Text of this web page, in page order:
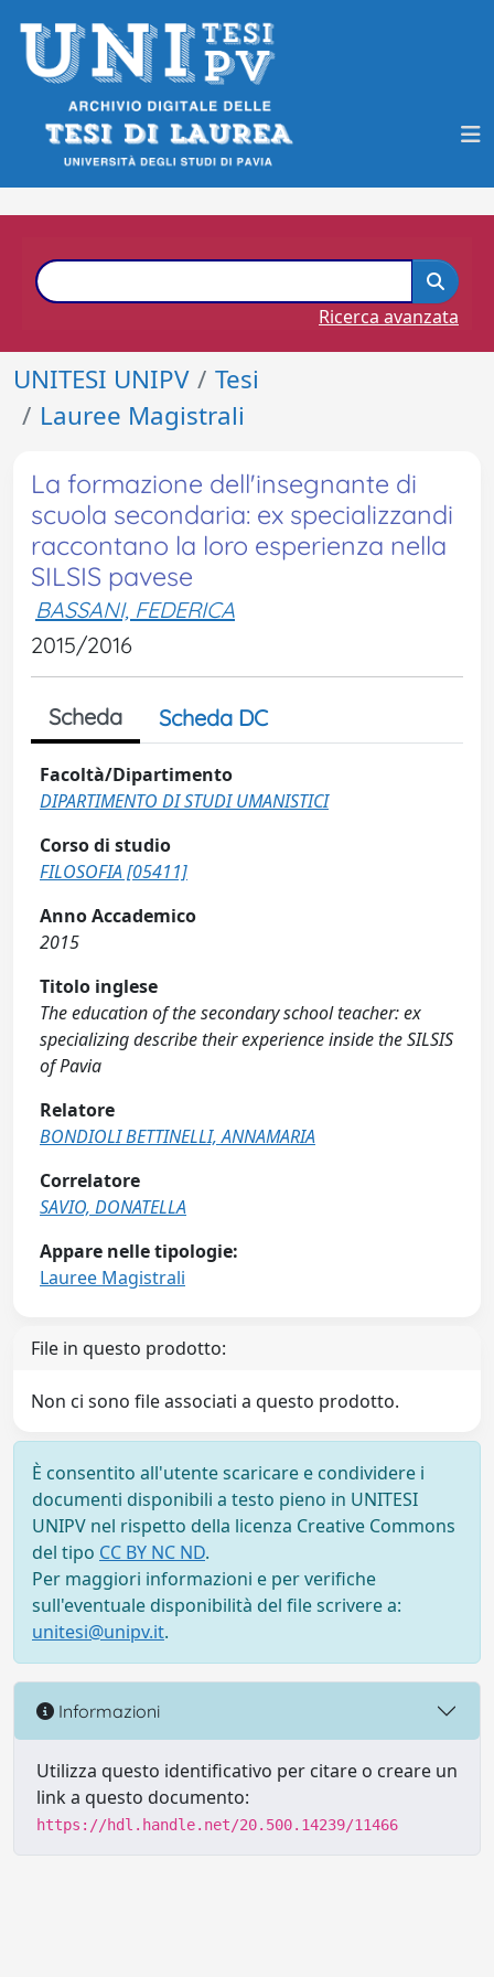
Ricerca avanzata
UNITESI UNIPV
Tesi
Lauree Magistrali
La formazione dell'insegnante di
scuola secondaria: ex specializzandi
raccontano la loro esperienza nella
SILSIS pavese
BASSANI, FEDERICA
2015/2016
Scheda Scheda DC
Facoltà/Dipartimento
DIPARTIMENTO DI STUDI UMANISTICI
Corso di studio
FILOSOFIA [05411]
Anno Accademico
2015
Titolo inglese
The education of the secondary school teacher: ex
specializing describe their experience inside the SILSIS
of Pavia
Relatore
BONDIOLI BETTINELLI, ANNAMARIA
Correlatore
SAVIO, DONATELLA
Appare nelle tipologie:
Lauree Magistrali
File in questo prodotto:
Non ci sono file associati a questo prodotto.
È consentito all'utente scaricare e condividere i
documenti disponibili a testo pieno in UNITESI
UNIPV nel rispetto della licenza Creative Commons
del tipo CC BY NC ND.
Per maggiori informazioni e per verifiche
sull'eventuale disponibilità del file scrivere a:
unitesi@unipv.it.
Informazioni
Utilizza questo identificativo per citare o creare un
link a questo documento:
https://hdl.handle.net/20.500.14239/11466